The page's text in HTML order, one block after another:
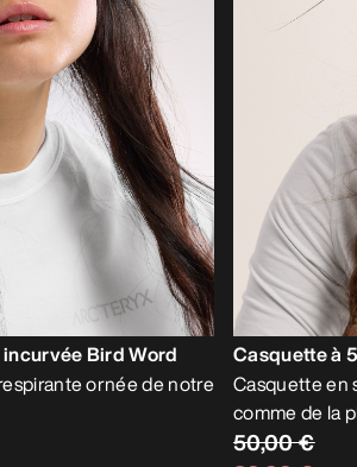
Bird Word
ornée de notre
Casquette à
Casquette en
comme de la
50,00 €